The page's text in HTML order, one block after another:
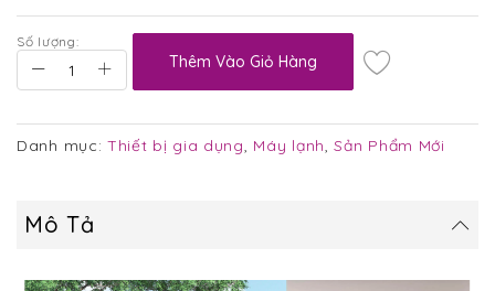
Số lượng:
Thêm Vào Giỏ Hàng
Danh mục: Thiết bị gia dụng, Máy lạnh,Sản Phẩm Mới
Mô Tả